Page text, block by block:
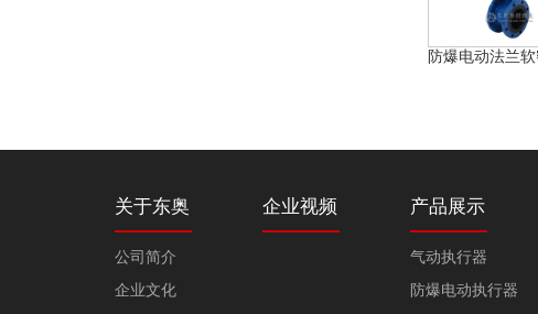
关于东奥
公司简介
企业文化
企业视频 产品展示
气动执行器
防爆电动执行器